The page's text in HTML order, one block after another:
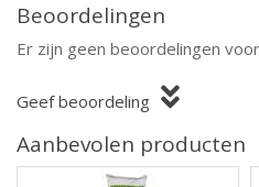
Beoordelingen
Er zijn geen beoordelingen
Geef beoordeling
Aanbevolen producten